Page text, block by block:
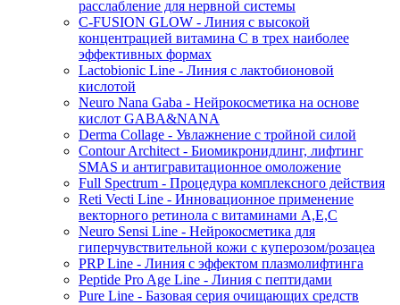
расслабление для нервной системы
C-FUSION GLOW - Линия с высокой
концентрацией витамина C в трех наиболее
эффективных формах
Lactobionic Line - Линия с лактобионовой
кислотой
Neuro Nana Gaba - Нейрокосметика на основе
кислот GABA&NANA
Derma Collage - Увлажнение с тройной силой
Contour Architect - Биомикронидлинг, лифтинг
SMAS и антигравитационное омоложение
Full Spectrum - Процедура комплексного действия
Reti Vecti Line - Инновационное применение
векторного ретинола с витаминами A,Е,С
Neuro Sensi Line - Нейрокосметика для
гиперчувствительной кожи с куперозом/розацеа
PRP Line - Линия с эффектом плазмолифтинга
Peptide Pro Age Line - Линия с пептидами
Pure Line - Базовая серия очищающих средств